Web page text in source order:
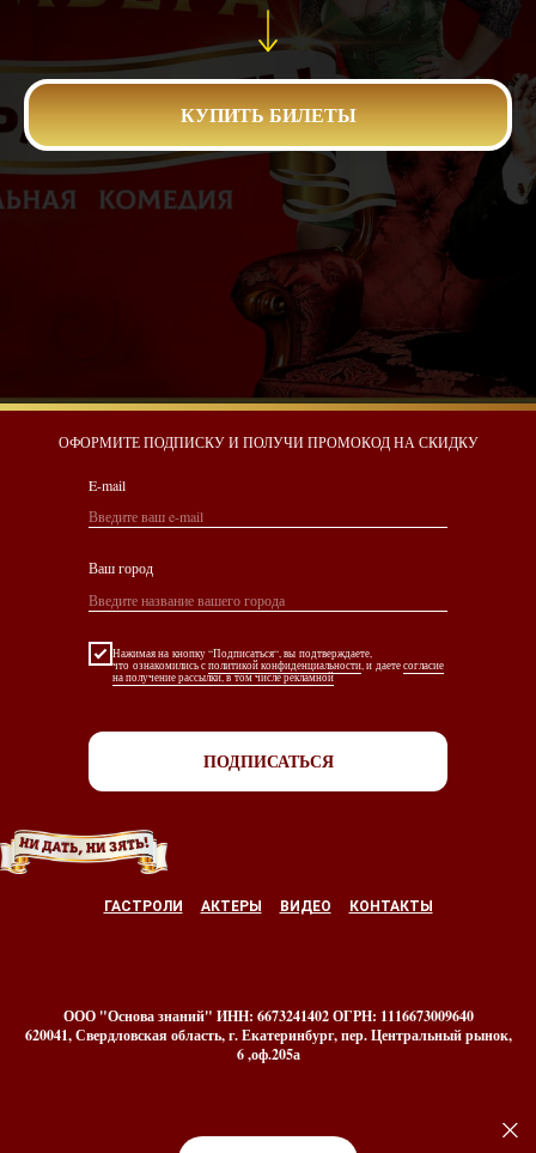
КУПИТЬ БИЛЕТЫ
ОФОРМИТЕ ПОДПИСКУ И ПОЛУЧИ ПРОМОКОД НА СКИДКУ
E-mail
Ваш город
Нажимая на кнопку “Подписаться“, вы подтверждаете,
что ознакомились сполитикой конфиденциальности, и даетесогласие
на получение рассылки, в том числе рекламной
ПОДПИСАТЬСЯ
ГАСТРОЛИ АКТЕРЫ ВИДЕО КОНТАКТЫ
ООО "Основа знаний" ИНН: 6673241402 ОГРН: 1116673009640
620041, Свердловская область, г. Екатеринбург, пер. Центральный рынок,
6 ,оф.205а